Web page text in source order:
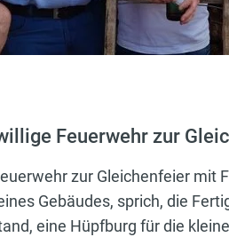
Feuerwehr zur
zur Gleichenfeier mit
Gebäudes, sprich, die
eine Hüpfburg für die